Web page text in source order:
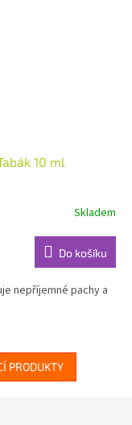
10 ml
Skladem
Do košíku
nepříjemné pachy a
PRODUKTY